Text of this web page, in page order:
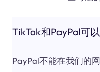
TikTok和PayPal可
PayPal不能在我们的网